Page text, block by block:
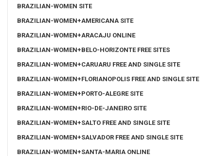
BRAZILIAN-WOMEN SITE
BRAZILIAN-WOMEN+AMERICANA SITE
BRAZILIAN-WOMEN+ARACAJU ONLINE
BRAZILIAN-WOMEN+BELO-HORIZONTE FREE SITES
BRAZILIAN-WOMEN+CARUARU FREE AND SINGLE SITE
BRAZILIAN-WOMEN+FLORIANOPOLIS FREE AND SINGLE SITE
BRAZILIAN-WOMEN+PORTO-ALEGRE SITE
BRAZILIAN-WOMEN+RIO-DE-JANEIRO SITE
BRAZILIAN-WOMEN+SALTO FREE AND SINGLE SITE
BRAZILIAN-WOMEN+SALVADOR FREE AND SINGLE SITE
BRAZILIAN-WOMEN+SANTA-MARIA ONLINE